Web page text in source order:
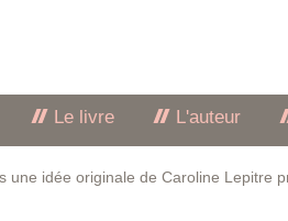
Le livre L'auteur
une idée originale de Caroline Lepitre